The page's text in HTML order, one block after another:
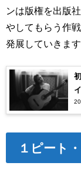
ンは版権を出版
やしてもらう作
発展していきます
１ピート